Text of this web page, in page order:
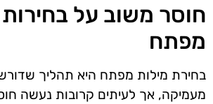
חוסר משוב על בחירות
מפתח
בחירת מילות מפתח היא תהליך
מעמיקה, אך לעיתים קרובות נעשה